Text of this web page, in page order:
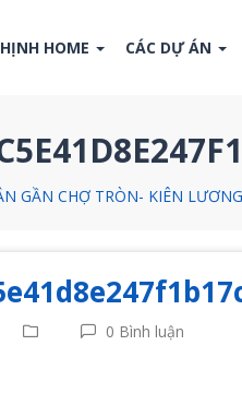
HOME CÁC DỰ ÁN
GẦN CHỢ TRÒN- KIÊN LƯƠNG
0 Bình luận